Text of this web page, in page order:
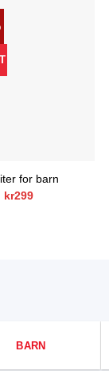
for barn
Opprinnelig
kr299Nåværende
BARN